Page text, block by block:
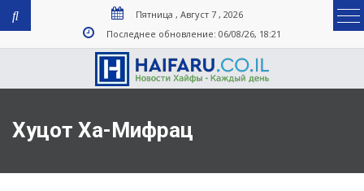
Пятница , Август 7 , 2026
Последнее обновление: 06/08/26, 18:21
Хуцот Ха-Мифрац